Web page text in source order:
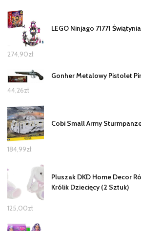
LEGO Ninjago 71771
274,90zł
Gonher Metalowy Pistolet
44,26zł
Cobi Small Army
184,99zł
Pluszak DKD Home Decor
Królik Dziecięcy (2 Sztuk)
125,00zł